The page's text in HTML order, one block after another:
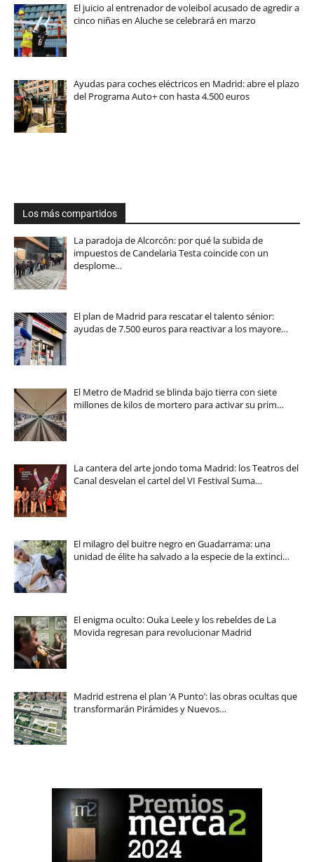
El juicio al entrenador de voleibol acusado de agredir a
cinco niñas en Aluche se celebrará en marzo
Ayudas para coches eléctricos en Madrid: abre el plazo
del Programa Auto+ con hasta 4.500 euros
Los más compartidos
La paradoja de Alcorcón: por qué la subida de
impuestos de Candelaria Testa coincide con un
desplome…
El plan de Madrid para rescatar el talento sénior:
ayudas de 7.500 euros para reactivar a los mayore…
El Metro de Madrid se blinda bajo tierra con siete
millones de kilos de mortero para activar su prim…
La cantera del arte jondo toma Madrid: los Teatros del
Canal desvelan el cartel del VI Festival Suma…
El milagro del buitre negro en Guadarrama: una
unidad de élite ha salvado a la especie de la extinci…
El enigma oculto: Ouka Leele y los rebeldes de La
Movida regresan para revolucionar Madrid
Madrid estrena el plan ‘A Punto’: las obras ocultas que
transformarán Pirámides y Nuevos…